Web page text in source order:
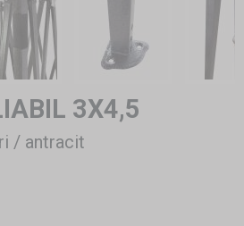
3X4,5
/ antracit